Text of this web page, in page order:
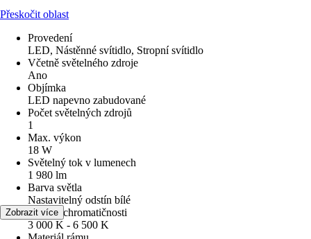
Přeskočit oblast
Provedení
LED, Nástěnné svítidlo, Stropní svítidlo
Včetně světelného zdroje
Ano
Objímka
LED napevno zabudované
Počet světelných zdrojů
1
Max. výkon
18 W
Světelný tok v lumenech
1 980 lm
Barva světla
Nastavitelný odstín bílé
Teplota chromatičnosti
3 000 K - 6 500 K
Zobrazit více